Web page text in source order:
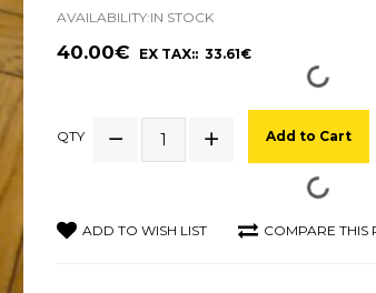
AVAILABILITY:IN STOCK
40.00€ EX TAX:: 33.61€
QTY Add to Cart
ADD TO WISH LIST COMPARE THIS